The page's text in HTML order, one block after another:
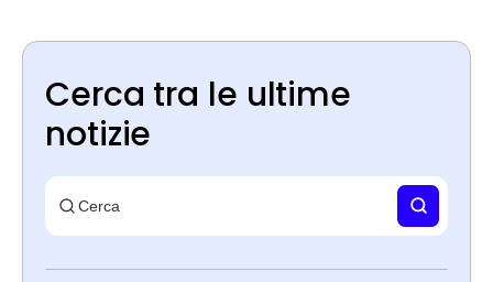
Cerca tra le ultime
notizie